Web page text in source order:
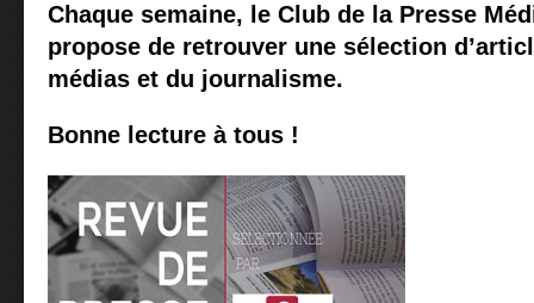
Chaque semaine, le Club de la Presse
propose de retrouver une sélection
médias et du journalisme.
Bonne lecture à tous !